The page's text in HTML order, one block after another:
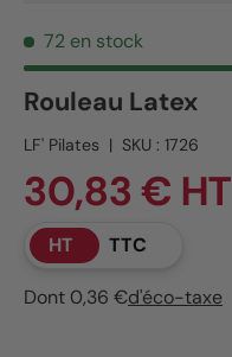
72 en stock
Rouleau Latex
LF' Pilates | SKU : 1726
30,83 € HT
HT TTC
Dont 0,36 €d'éco-taxe